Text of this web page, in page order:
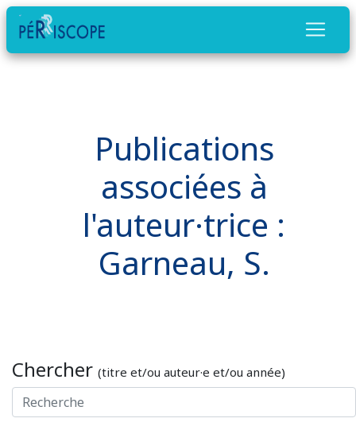
Publications
associées à
l'auteur·trice :
Garneau, S.
Chercher (titre et/ou auteur·e et/ou année)